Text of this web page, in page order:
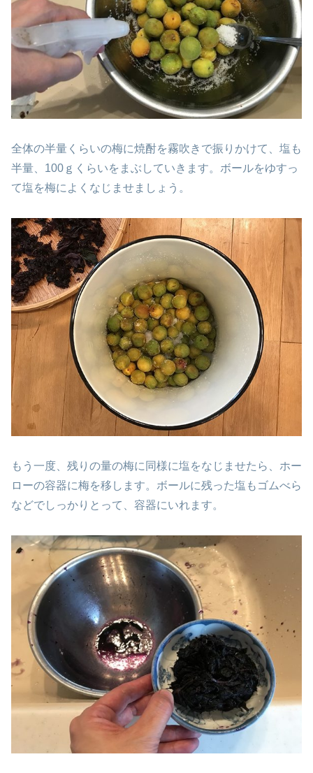
全体の半量くらいの梅に焼酎を霧吹きで振りかけて、塩も
半量、100ｇくらいをまぶしていきます。ボールをゆすっ
て塩を梅によくなじませましょう。
もう一度、残りの量の梅に同様に塩をなじませたら、ホー
ローの容器に梅を移します。ボールに残った塩もゴムべら
などでしっかりとって、容器にいれます。